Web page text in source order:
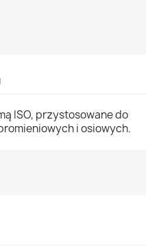
ISO, przystosowane do
i osiowych.